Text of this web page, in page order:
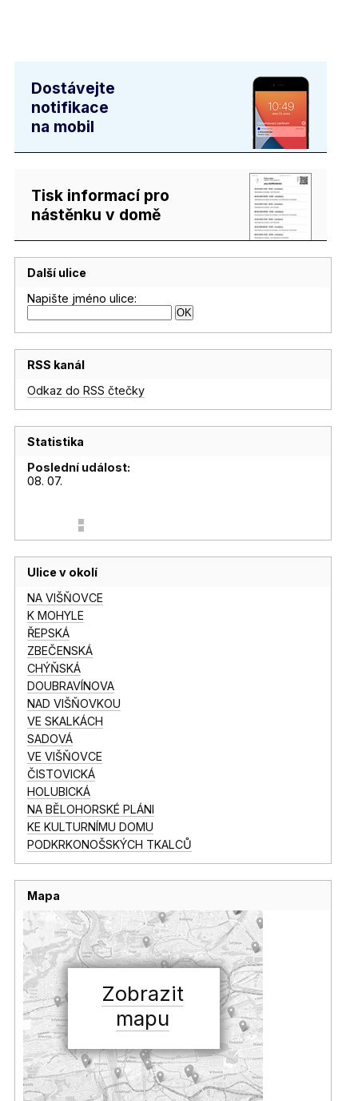
Dostávejte
notifikace
na mobil
Tisk informací pro
nástěnku v domě
Další ulice
Napište jméno ulice:
RSS kanál
Odkaz do RSS čtečky
Statistika
Poslední událost:
08. 07.
Ulice v okolí
NA VIŠŇOVCE
K MOHYLE
ŘEPSKÁ
ZBEČENSKÁ
CHÝŇSKÁ
DOUBRAVÍNOVA
NAD VIŠŇOVKOU
VE SKALKÁCH
SADOVÁ
VE VIŠŇOVCE
ČISTOVICKÁ
HOLUBICKÁ
NA BĚLOHORSKÉ PLÁNI
KE KULTURNÍMU DOMU
PODKRKONOŠSKÝCH TKALCŮ
Mapa
Zobrazit
mapu